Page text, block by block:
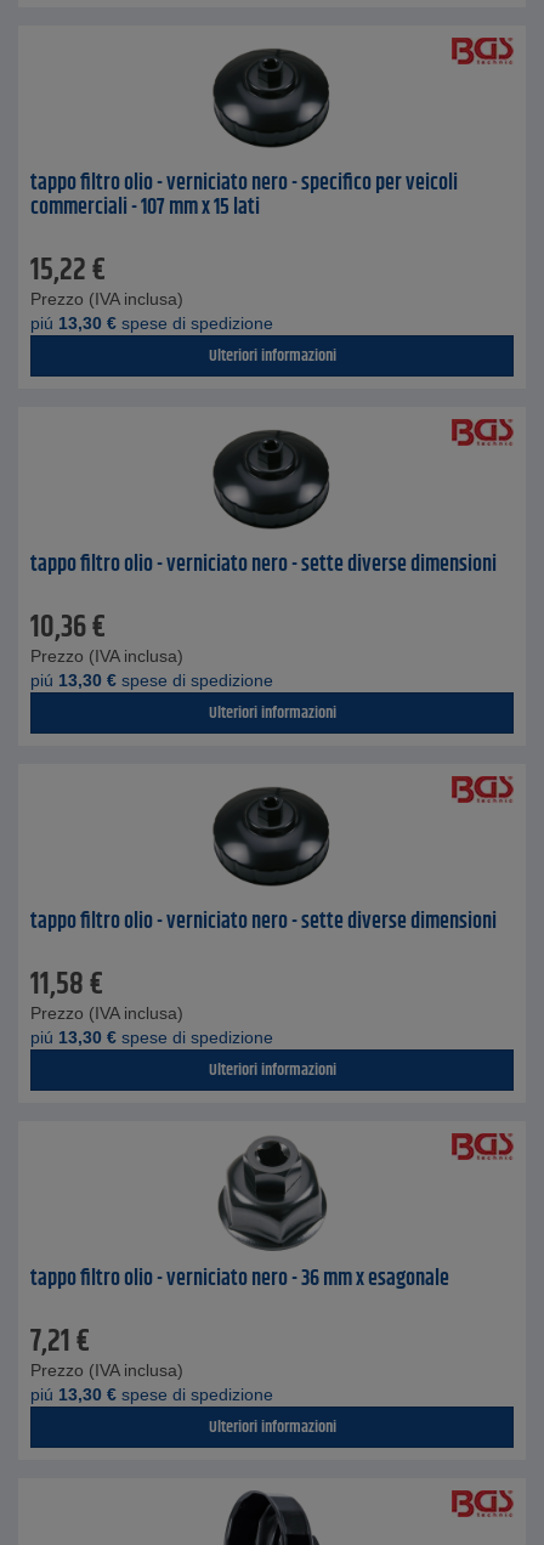
tappo filtro olio - verniciato nero - specifico per veicoli
commerciali - 107 mm x 15 lati
15,22€
Prezzo (IVA inclusa)
piú 13,30 € spese di spedizione
Ulteriori informazioni
tappo filtro olio - verniciato nero - sette diverse dimensioni
10,36€
Prezzo (IVA inclusa)
piú 13,30 € spese di spedizione
Ulteriori informazioni
tappo filtro olio - verniciato nero - sette diverse dimensioni
11,58€
Prezzo (IVA inclusa)
piú 13,30 € spese di spedizione
Ulteriori informazioni
tappo filtro olio - verniciato nero - 36 mm x esagonale
7,21€
Prezzo (IVA inclusa)
piú 13,30 € spese di spedizione
Ulteriori informazioni